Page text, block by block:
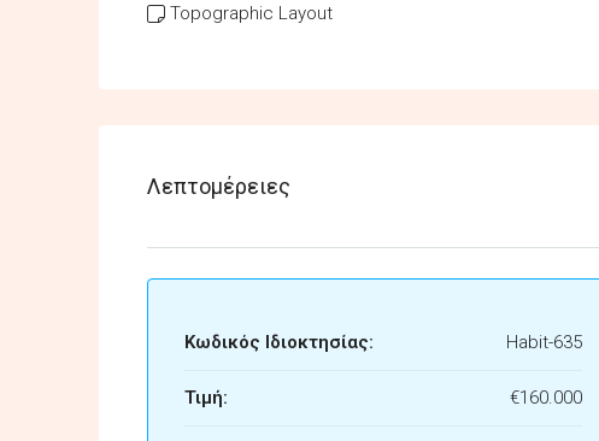
Topographic Layout
Λεπτομέρειες
Κωδικός Ιδιοκτησίας: Habit-635
Τιμή: €160.000